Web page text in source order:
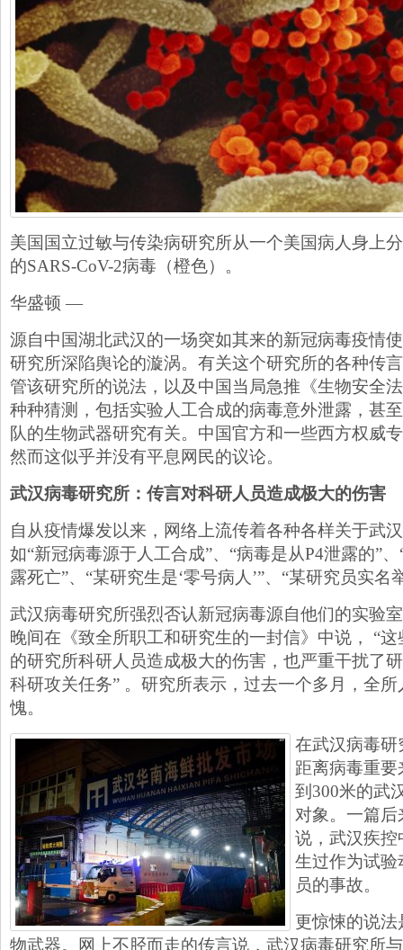
美国国立过敏与传染病研究所从一个美国病人身上
的SARS-CoV-2病毒（橙色）。
华盛顿 —
源自中国湖北武汉的一场突如其来的新冠病毒疫情
研究所深陷舆论的漩涡。有关这个研究所的各种传
管该研究所的说法，以及中国当局急推《生物安全
种种猜测，包括实验人工合成的病毒意外泄露，甚
队的生物武器研究有关。中国官方和一些西方权威
然而这似乎并没有平息网民的议论。
武汉病毒研究所：传言对科研人员造成极大的伤害
自从疫情爆发以来，网络上流传着各种各样关于武
如“新冠病毒源于人工合成”、“病毒是从P4泄露的”
露死亡”、“某研究生是‘零号病人’”、“某研究员实名
武汉病毒研究所强烈否认新冠病毒源自他们的实验
晚间在《致全所职工和研究生的一封信》中说， “
的研究所科研人员造成极大的伤害，也严重干扰了
科研攻关任务” 。研究所表示，过去一个多月，全
愧。
在武汉病毒
距离病毒重
到300米的武
对象。一篇
说，武汉疾
生过作为试
员的事故。
更惊悚的说
物武器。网上不胫而走的传言说，武汉病毒研究所